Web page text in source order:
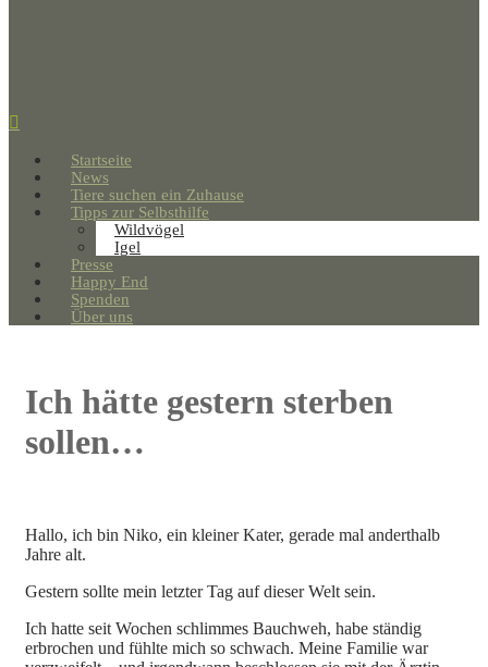
Startseite
News
Tiere suchen ein Zuhause
Tipps zur Selbsthilfe
Wildvögel
Igel
Presse
Happy End
Spenden
Über uns
Ich hätte gestern sterben
sollen…
Hallo, ich bin Niko, ein kleiner Kater, gerade mal anderthalb
Jahre alt.
Gestern sollte mein letzter Tag auf dieser Welt sein.
Ich hatte seit Wochen schlimmes Bauchweh, habe ständig
erbrochen und fühlte mich so schwach. Meine Familie war